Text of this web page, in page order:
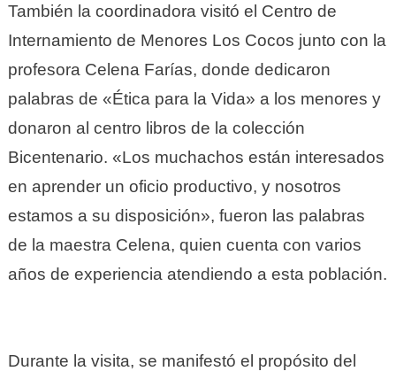
También la coordinadora visitó el Centro de
Internamiento de Menores Los Cocos junto con la
profesora Celena Farías, donde dedicaron
palabras de «Ética para la Vida» a los menores y
donaron al centro libros de la colección
Bicentenario. «Los muchachos están interesados
en aprender un oficio productivo, y nosotros
estamos a su disposición», fueron las palabras
de la maestra Celena, quien cuenta con varios
años de experiencia atendiendo a esta población.
Durante la visita, se manifestó el propósito del